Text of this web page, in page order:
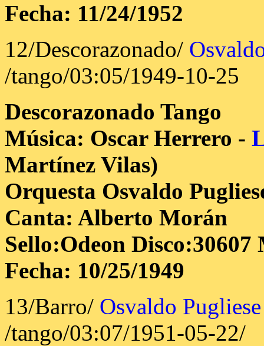
Fecha: 11/24/1952
12/Descorazonado/
/tango/03:05/1949-10-25
Descorazonado Tango
Música: Oscar Herrero -
Martínez Vilas)
Orquesta Osvaldo
Canta: Alberto Morán
Sello:Odeon
Fecha: 10/25/1949
13/Barro/ Osvaldo Pugliese
/tango/03:07/1951-05-22/